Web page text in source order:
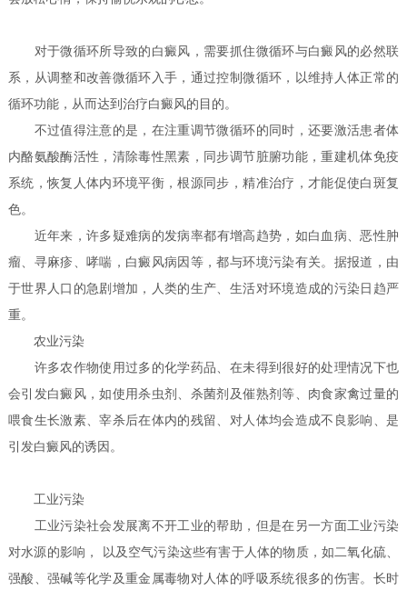
对于微循环所导致的白癜风，需要抓住微循环与白癜风的必然联
系，从调整和改善微循环入手，通过控制微循环，以维持人体正常的
循环功能，从而达到治疗白癜风的目的。
不过值得注意的是，在注重调节微循环的同时，还要激活患者体
内酪氨酸酶活性，清除毒性黑素，同步调节脏腑功能，重建机体免疫
系统，恢复人体内环境平衡，根源同步，精准治疗，才能促使白斑复
色。
近年来，许多疑难病的发病率都有增高趋势，如白血病、恶性肿
瘤、寻麻疹、哮喘，白癜风病因等，都与环境污染有关。据报道，由
于世界人口的急剧增加，人类的生产、生活对环境造成的污染日趋严
重。
农业污染
许多农作物使用过多的化学药品、在未得到很好的处理情况下也
会引发白癜风，如使用杀虫剂、杀菌剂及催熟剂等、肉食家禽过量的
喂食生长激素、宰杀后在体内的残留、对人体均会造成不良影响、是
引发白癜风的诱因。
工业污染
工业污染社会发展离不开工业的帮助，但是在另一方面工业污染
对水源的影响， 以及空气污染这些有害于人体的物质，如二氧化硫、
强酸、强碱等化学及重金属毒物对人体的呼吸系统很多的伤害。长时